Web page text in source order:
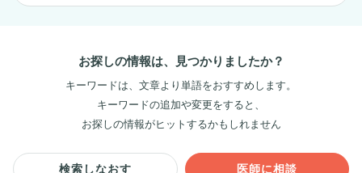
お探しの情報は、見つかりましたか？
キーワードは、文章より単語をおすすめします。
キーワードの追加や変更をすると、
お探しの情報がヒットするかもしれません
検索しなおす 医師に相談